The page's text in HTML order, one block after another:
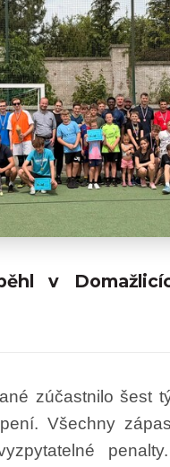
v
zúčastnilo šest
Všechny